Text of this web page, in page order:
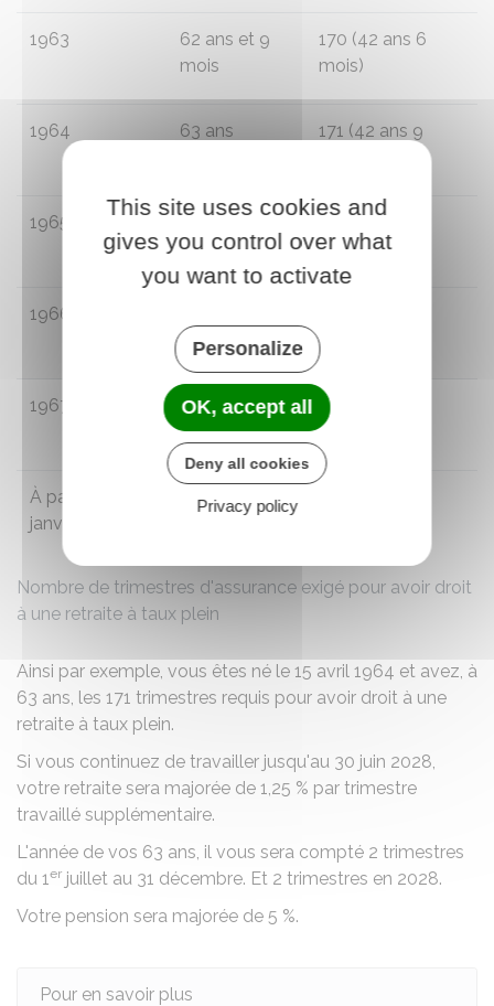
Nombre de trimestres d'assurance exigé pour avoir droit
à une retraite à taux plein
1963
62 ans et 9
mois
170 (42 ans 6
mois)
1964 63 ans
171 (42 ans 9
1965
63 ans et 3
mois
172 (43 ans)
1966
mois
1967
63 ans et 9
mois
172 (43 ans)
À partir du 1
janvier 1968
64 ans
Ainsi par exemple, vous êtes né le 15 avril 1964 et avez, à
63 ans, les 171 trimestres requis pour avoir droit à une
retraite à taux plein.
Si vous continuez de travailler jusqu'au 30 juin 2028,
votre retraite sera majorée de 1,25 % par trimestre
travaillé supplémentaire.
L'année de vos 63 ans, il vous sera compté 2 trimestres
du 1er juillet au 31 décembre. Et 2 trimestres en 2028.
Votre pension sera majorée de 5 %.
Pour en savoir plus
This site uses cookies and
gives you control over what
you want to activate
Personalize
OK, accept all
Deny all cookies
Privacy policy